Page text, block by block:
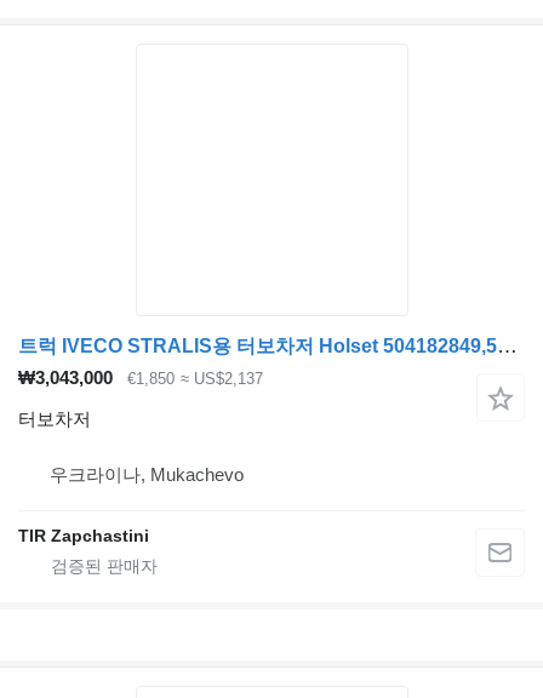
트럭 IVECO STRALIS용 터보차저 Holset 504182849,504269260, 008TC17836000, 504269261,4033317
₩3,043,000 €1,850 ≈ US$2,137
터보차저
우크라이나, Mukachevo
TIR Zapchastini